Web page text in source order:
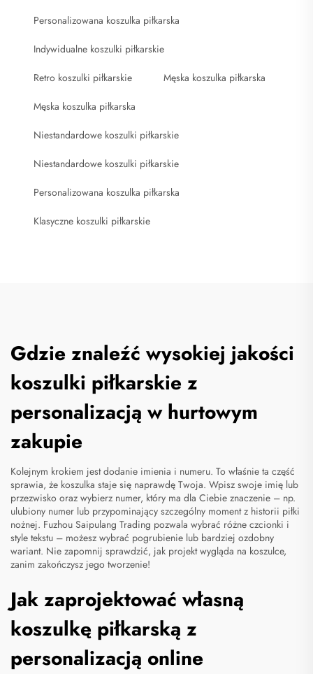
Personalizowana koszulka piłkarska
Indywidualne koszulki piłkarskie
Retro koszulki piłkarskie Męska koszulka piłkarska
Męska koszulka piłkarska
Niestandardowe koszulki piłkarskie
Niestandardowe koszulki piłkarskie
Personalizowana koszulka piłkarska
Klasyczne koszulki piłkarskie
Gdzie znaleźć wysokiej jakości
koszulki piłkarskie z
personalizacją w hurtowym
zakupie
Kolejnym krokiem jest dodanie imienia i numeru. To właśnie ta część
sprawia, że koszulka staje się naprawdę Twoja. Wpisz swoje imię lub
przezwisko oraz wybierz numer, który ma dla Ciebie znaczenie – np.
ulubiony numer lub przypominający szczególny moment z historii piłki
nożnej. Fuzhou Saipulang Trading pozwala wybrać różne czcionki i
style tekstu – możesz wybrać pogrubienie lub bardziej ozdobny
wariant. Nie zapomnij sprawdzić, jak projekt wygląda na koszulce,
zanim zakończysz jego tworzenie!
Jak zaprojektować własną
koszulkę piłkarską z
personalizacją online